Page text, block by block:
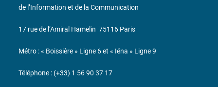
de l’Information et de la Communication
17 rue de l’Amiral Hamelin 75116 Paris
Métro : « Boissière » Ligne 6 et « Iéna » Ligne 9
Téléphone : (+33) 1 56 90 37 17